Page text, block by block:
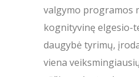
valgymo programos
kognityvinę elgesio-
daugybė tyrimų,
viena